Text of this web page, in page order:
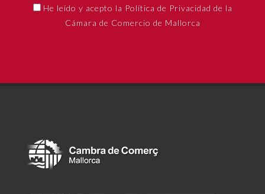
He leído y acepto la Política de Privacidad de la
Cámara de Comercio de Mallorca